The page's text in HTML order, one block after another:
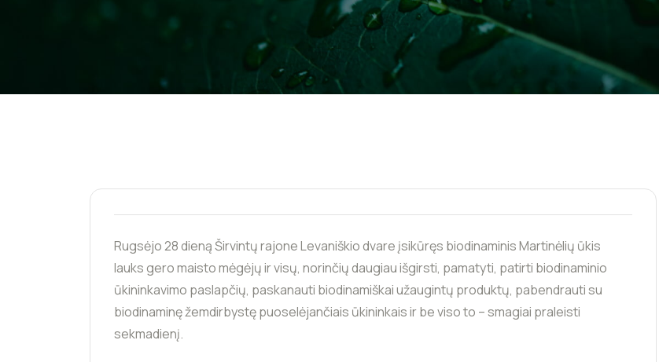
Rugsėjo 28 dieną Širvintų rajone Levaniškio dvare įsikūręs biodinaminis Martinėlių ūkis
lauks gero maisto mėgėjų ir visų, norinčių daugiau išgirsti, pamatyti, patirti biodinaminio
ūkininkavimo paslapčių, paskanauti biodinamiškai užaugintų produktų, pabendrauti su
biodinaminę žemdirbystę puoselėjančiais ūkininkais ir be viso to – smagiai praleisti
sekmadienį.